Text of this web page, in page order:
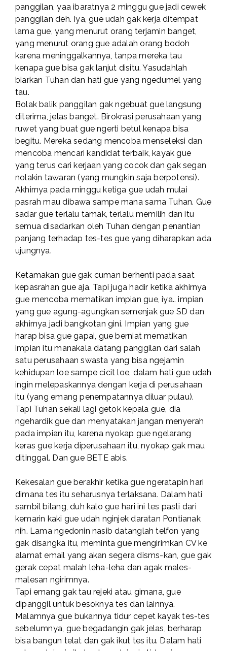
panggilan, yaa ibaratnya 2 minggu gue jadi cewek
panggilan deh. Iya, gue udah gak kerja ditempat
lama gue, yang menurut orang terjamin banget,
yang menurut orang gue adalah orang bodoh
karena meninggalkannya, tanpa mereka tau
kenapa gue bisa gak lanjut disitu. Yasudahlah
biarkan Tuhan dan hati gue yang ngedumel yang
tau.
Bolak balik panggilan gak ngebuat gue langsung
diterima, jelas banget. Birokrasi perusahaan yang
ruwet yang buat gue ngerti betul kenapa bisa
begitu. Mereka sedang mencoba menseleksi dan
mencoba mencari kandidat terbaik, kayak gue
yang terus cari kerjaan yang cocok dan gak segan
nolakin tawaran (yang mungkin saja berpotensi).
Akhirnya pada minggu ketiga gue udah mulai
pasrah mau dibawa sampe mana sama Tuhan. Gue
sadar gue terlalu tamak, terlalu memilih dan itu
semua disadarkan oleh Tuhan dengan penantian
panjang terhadap tes-tes gue yang diharapkan ada
ujungnya.
Ketamakan gue gak cuman berhenti pada saat
kepasrahan gue aja. Tapi juga hadir ketika akhirnya
gue mencoba mematikan impian gue, iya.. impian
yang gue agung-agungkan semenjak gue SD dan
akhirnya jadi bangkotan gini. Impian yang gue
harap bisa gue gapai, gue berniat mematikan
impian itu manakala datang panggilan dari salah
satu perusahaan swasta yang bisa ngejamin
kehidupan loe sampe cicit loe, dalam hati gue udah
ingin melepaskannya dengan kerja di perusahaan
itu (yang emang penempatannya diluar pulau).
Tapi Tuhan sekali lagi getok kepala gue, dia
ngehardik gue dan menyatakan jangan menyerah
pada impian itu, karena nyokap gue ngelarang
keras gue kerja diperusahaan itu, nyokap gak mau
ditinggal. Dan gue BETE abis.
Kekesalan gue berakhir ketika gue ngeratapin hari
dimana tes itu seharusnya terlaksana. Dalam hati
sambil bilang, duh kalo gue hari ini tes pasti dari
kemarin kaki gue udah nginjek daratan Pontianak
nih. Lama ngedonin nasib datanglah telfon yang
gak disangka itu, meminta gue mengirimkan CV ke
alamat email yang akan segera disms-kan, gue gak
gerak cepat malah leha-leha dan agak males-
malesan ngirimnya.
Tapi emang gak tau rejeki atau gimana, gue
dipanggil untuk besoknya tes dan lainnya.
Malamnya gue bukannya tidur cepet kayak tes-tes
sebelumnya, gue begadangin gak jelas, berharap
bisa bangun telat dan gak ikut tes itu. Dalam hati